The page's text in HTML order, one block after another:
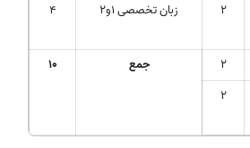
2 زبان تخصصی 1و2 4
2 جمع
10
2